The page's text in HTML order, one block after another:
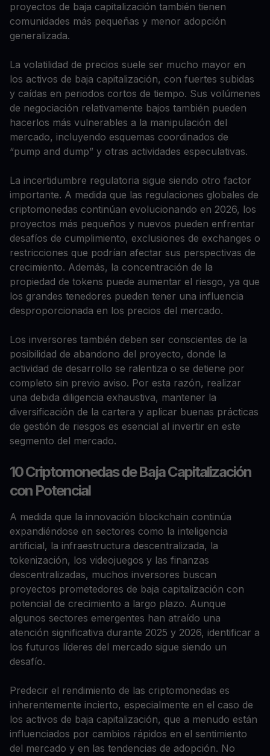
proyectos de baja capitalización también tienen
comunidades más pequeñas y menor adopción
generalizada.
La volatilidad de precios suele ser mucho mayor en
los activos de baja capitalización, con fuertes subidas
y caídas en periodos cortos de tiempo. Sus volúmenes
de negociación relativamente bajos también pueden
hacerlos más vulnerables a la manipulación del
mercado, incluyendo esquemas coordinados de
“pump and dump” y otras actividades especulativas.
La incertidumbre regulatoria sigue siendo otro factor
importante. A medida que las regulaciones globales de
criptomonedas continúan evolucionando en 2026, los
proyectos más pequeños y nuevos pueden enfrentar
desafíos de cumplimiento, exclusiones de exchanges o
restricciones que podrían afectar sus perspectivas de
crecimiento. Además, la concentración de la
propiedad de tokens puede aumentar el riesgo, ya que
los grandes tenedores pueden tener una influencia
desproporcionada en los precios del mercado.
Los inversores también deben ser conscientes de la
posibilidad de abandono del proyecto, donde la
actividad de desarrollo se ralentiza o se detiene por
completo sin previo aviso. Por esta razón, realizar
una debida diligencia exhaustiva, mantener la
diversificación de la cartera y aplicar buenas prácticas
de gestión de riesgos es esencial al invertir en este
segmento del mercado.
10 Criptomonedas de Baja Capitalización
con Potencial
A medida que la innovación blockchain continúa
expandiéndose en sectores como la inteligencia
artificial, la infraestructura descentralizada, la
tokenización, los videojuegos y las finanzas
descentralizadas, muchos inversores buscan
proyectos prometedores de baja capitalización con
potencial de crecimiento a largo plazo. Aunque
algunos sectores emergentes han atraído una
atención significativa durante 2025 y 2026, identificar a
los futuros líderes del mercado sigue siendo un
desafío.
Predecir el rendimiento de las criptomonedas es
inherentemente incierto, especialmente en el caso de
los activos de baja capitalización, que a menudo están
influenciados por cambios rápidos en el sentimiento
del mercado y en las tendencias de adopción. No